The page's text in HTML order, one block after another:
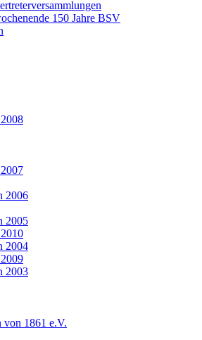
150 Jahre BSV
2006
2005
2004
2003